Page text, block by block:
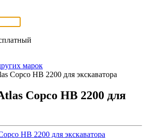
марок
Copco HB 2200 для экскаватора
Copco HB 2200 для